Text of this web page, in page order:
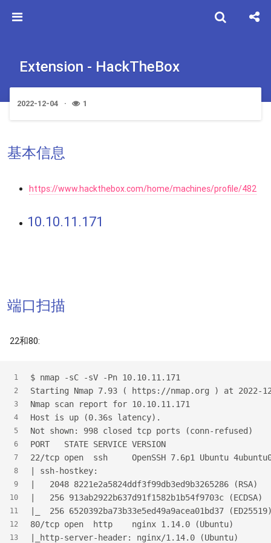
Extension - HackTheBox
2022-12-04 1
基本信息
https://www.hackthebox.com/home/machines/profile/482
10.10.11.171
端口扫描
22和80:
1
2
3
4
5
6
7
8
9
10
11
12
13
$ nmap -sC -sV -Pn 10.10.11.171
Starting Nmap 7.93 ( https://nmap.org ) at 2022-
Nmap scan report for 10.10.11.171
Host is up (0.36s latency).
Not shown: 998 closed tcp ports (conn-refused)
PORT   STATE SERVICE VERSION
22/tcp open  ssh     OpenSSH 7.6p1 Ubuntu
| ssh-hostkey:
|   2048 8221e2a5824ddf3f99db3ed9b3265286 (RSA)
|   256 913ab2922b637d91f1582b1b54f9703c (ECDSA)
|_  256 6520392ba73b33e5ed49a9acea01bd37
80/tcp open  http    nginx 1.14.0 (Ubuntu)
|_http-server-header: nginx/1.14.0 (Ubuntu)